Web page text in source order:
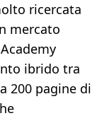
ricercata
mercato
ibrido tra
200 pagine di